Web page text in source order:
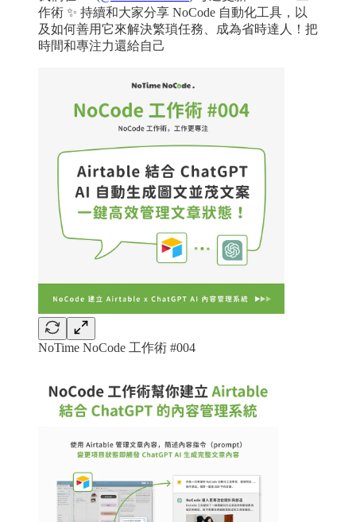
作術 ✨ 持續和大家分享 NoCode 自動化工具，以
及如何善用它來解決繁瑣任務、成為省時達人！把
時間和專注力還給自己
NoTime NoCode 工作術 #004